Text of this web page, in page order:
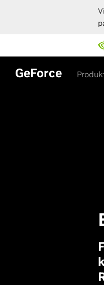
main
content
GeForce